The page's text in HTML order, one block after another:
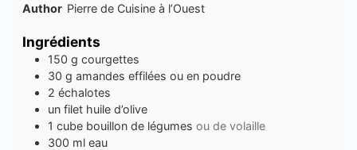
Author Pierre de Cuisine à l’Ouest
Ingrédients
150 g courgettes
30 g amandes effilées ou en poudre
2 échalotes
un filet huile d’olive
1 cube bouillon de légumes ou de volaille
300 ml eau